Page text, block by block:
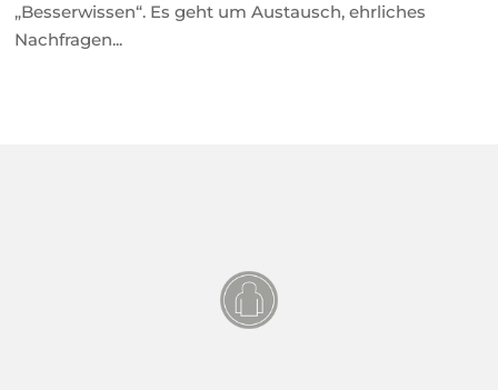
„Besserwissen“. Es geht um Austausch, ehrliches
Nachfragen...